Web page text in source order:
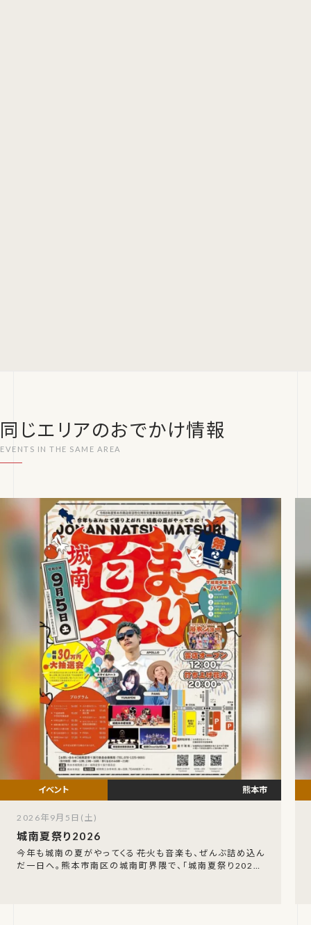
同じエリアのおでかけ情報
城南夏祭り2026
今年も城南の夏がやってくる――花火も音楽も、ぜんぶ詰め込ん
だ一日へ。熊本市南区の城南町界隈で、「城南夏祭り2026」
熊本市
2026年9月5日(土)